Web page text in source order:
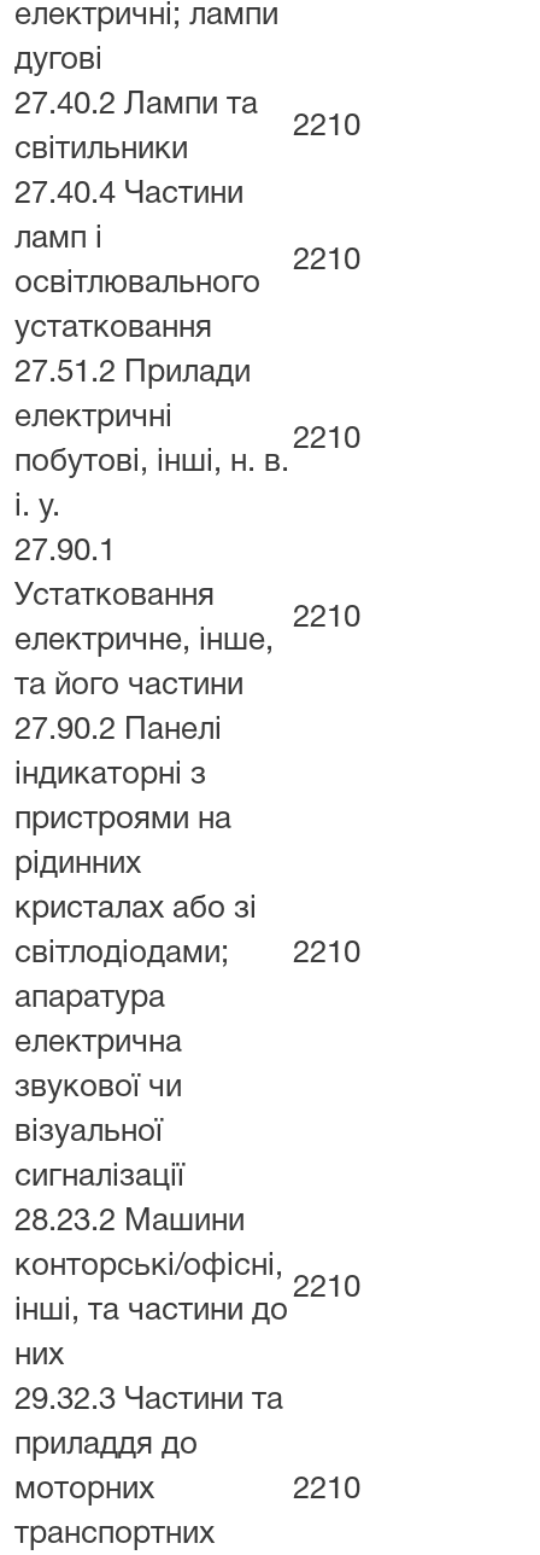
електричні; лампи
дугові
27.40.2 Лампи та
світильники
2210
27.40.4 Частини
ламп і
освітлювального
устатковання
2210
27.51.2 Прилади
електричні
побутові, інші, н. в.
і. у.
2210
27.90.1
Устатковання
електричне, інше,
та його частини
2210
27.90.2 Панелі
індикаторні з
пристроями на
рідинних
кристалах або зі
світлодіодами;
апаратура
електрична
звукової чи
візуальної
сигналізації
2210
28.23.2 Машини
конторські/офісні,
інші, та частини до
них
2210
29.32.3 Частини та
приладдя до
моторних
транспортних
2210